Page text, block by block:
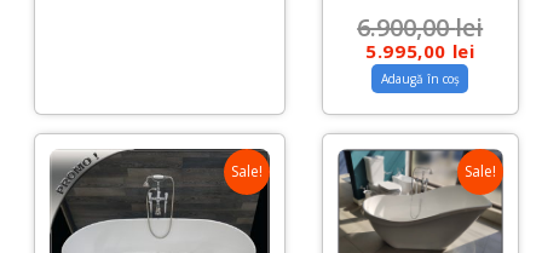
6.900,00lei
5.995,00 lei
Adaugă în coș
Sale! Sale!